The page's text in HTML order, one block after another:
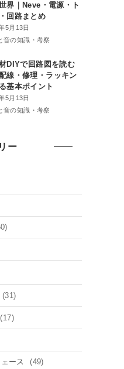
界｜Neve・電源・ト
回路まとめ
5月13日
音の知識・考察
DIYで回路図を読む
線・修理・ラッキン
基本ポイント
5月13日
音の知識・考察
ー
(31)
(17)
ース (49)